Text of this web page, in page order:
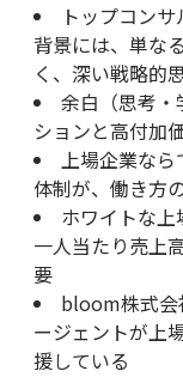
トップコン
背景には、単な
く、深い戦略的
余白（思考
ションと高付加
上場企業なら
体制が、働き方
ホワイトな上
一人当たり売上
要
bloom株式会
ージェントが上
援している